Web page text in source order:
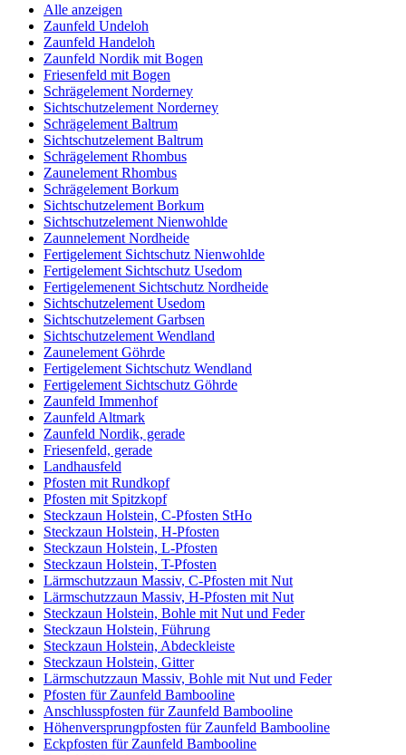
Alle anzeigen
Zaunfeld Undeloh
Zaunfeld Handeloh
Zaunfeld Nordik mit Bogen
Friesenfeld mit Bogen
Schrägelement Norderney
Sichtschutzelement Norderney
Schrägelement Baltrum
Sichtschutzelement Baltrum
Schrägelement Rhombus
Zaunelement Rhombus
Schrägelement Borkum
Sichtschutzelement Borkum
Sichtschutzelement Nienwohlde
Zaunnelement Nordheide
Fertigelement Sichtschutz Nienwohlde
Fertigelement Sichtschutz Usedom
Fertigelemenent Sichtschutz Nordheide
Sichtschutzelement Usedom
Sichtschutzelement Garbsen
Sichtschutzelement Wendland
Zaunelement Göhrde
Fertigelement Sichtschutz Wendland
Fertigelement Sichtschutz Göhrde
Zaunfeld Immenhof
Zaunfeld Altmark
Zaunfeld Nordik, gerade
Friesenfeld, gerade
Landhausfeld
Pfosten mit Rundkopf
Pfosten mit Spitzkopf
Steckzaun Holstein, C-Pfosten StHo
Steckzaun Holstein, H-Pfosten
Steckzaun Holstein, L-Pfosten
Steckzaun Holstein, T-Pfosten
Lärmschutzzaun Massiv, C-Pfosten mit Nut
Lärmschutzzaun Massiv, H-Pfosten mit Nut
Steckzaun Holstein, Bohle mit Nut und Feder
Steckzaun Holstein, Führung
Steckzaun Holstein, Abdeckleiste
Steckzaun Holstein, Gitter
Lärmschutzzaun Massiv, Bohle mit Nut und Feder
Pfosten für Zaunfeld Bambooline
Anschlusspfosten für Zaunfeld Bambooline
Höhenversprungpfosten für Zaunfeld Bambooline
Eckpfosten für Zaunfeld Bambooline